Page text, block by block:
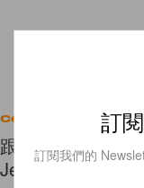
Celebrities
跟著師兄 GD 的
Jennie 被封為「
訂
訂閱我們的